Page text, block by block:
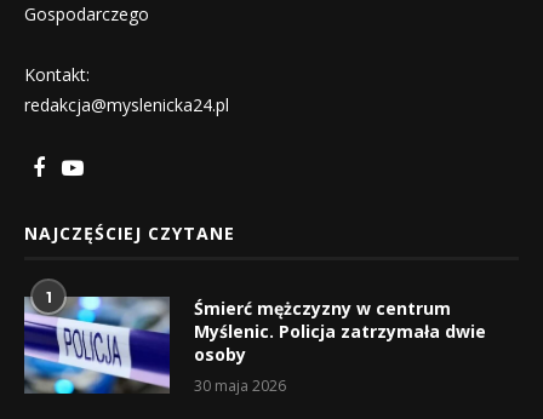
Gospodarczego
Kontakt:
redakcja@myslenicka24.pl
NAJCZĘŚCIEJ CZYTANE
1
Śmierć mężczyzny w centrum
Myślenic. Policja zatrzymała dwie
osoby
30 maja 2026